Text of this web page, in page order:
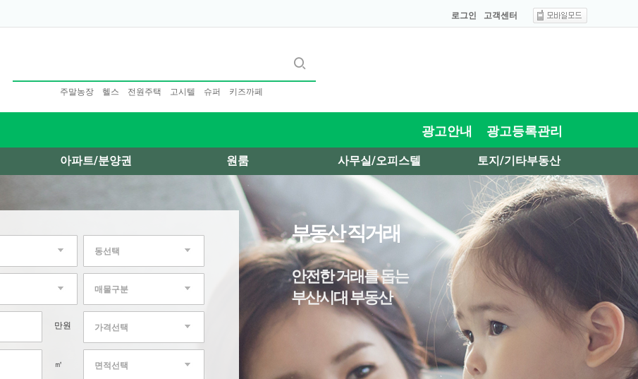
로그인 고객센터
주말농장 헬스 전원주택 고시텔 슈퍼 키즈까페
광고안내 광고등록관리
아파트/분양권 원룸 사무실/오피스텔 토지/기타부동산
동선택
매물구분
만원 가격선택
㎡ 면적선택
부동산 직거래
안전한 거래를 돕는
부산시대 부동산